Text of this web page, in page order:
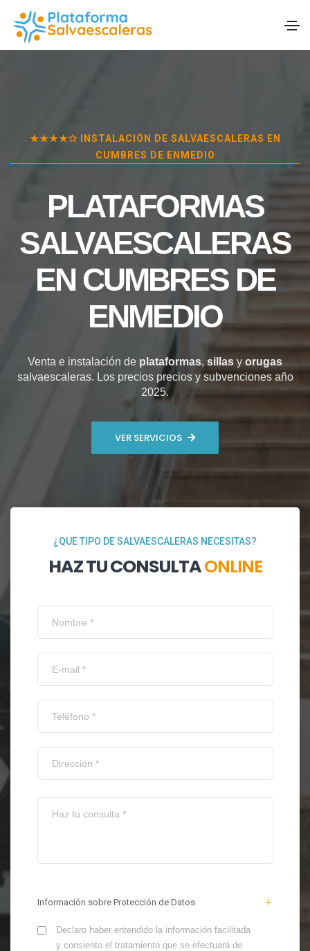
★★★★✩ INSTALACIÓN DE SALVAESCALERAS EN
CUMBRES DE ENMEDIO
PLATAFORMAS
SALVAESCALERAS
EN CUMBRES DE
ENMEDIO
Venta e instalación de plataformas, sillas y orugas
salvaescaleras. Los precios precios y subvenciones año
2025.
VER SERVICIOS
¿QUE TIPO DE SALVAESCALERAS NECESITAS?
HAZ TU CONSULTAONLINE
Información sobre Protección de Datos
Declaro haber entendido la información facilitada
y consiento el tratamiento que se efectuará de